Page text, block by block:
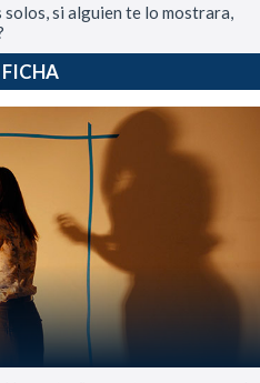
solos, si alguien te lo mostrara,
FICHA